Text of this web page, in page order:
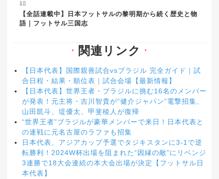
AD
【全話連載中】日本フットサルの黎明期から続く歴史と物
語｜フットサル三国志
▼ 関連リンク ▼
【日本代表】国際親善試合vsブラジル 完全ガイド｜試
合日程・結果・順位表｜試合会場【最新情報】
【日本代表】世界王者・ブラジルに挑む16名のメンバー
が発表！元主将・吉川智貴が“健介ジャパン”電撃招集、
山田凱斗、堤優太、甲斐稜人が復帰
“世界王者”ブラジルが豪華メンバーで来日！日本代表と
の連戦に元名古屋のラファも招集
日本代表、アジアカップ予選でタジキスタンに3-1で逆
転勝利！2024W杯出場を阻まれた“因縁の敵”にリベンジ
3連勝で18大会連続の本大会出場が決定【フットサル日
本代表】